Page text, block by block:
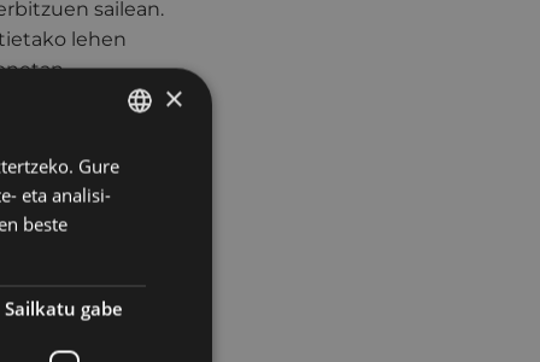
sailean.
lehen
positiboan
udal
hainbat
dira (testu
gainean
ate bat,
BASQUE
SPANISH
×
Gure
eta analisi-
beste
Sailkatu gabe